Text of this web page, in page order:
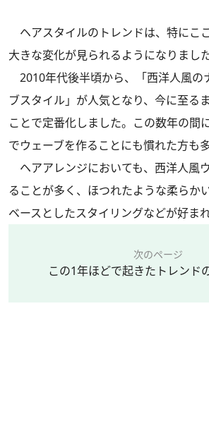
ヘアスタイルのトレンドは、特にこ
大きな変化が見られるようになりまし
2010年代後半頃から、「西洋人風の
ブスタイル」が人気となり、今に至る
ことで定番化しました。この数年の間
でウェーブを作ることにも慣れた方も
ヘアアレンジにおいても、西洋人風
ることが多く、ほつれたような柔らか
ベースとしたスタイリングなどが好ま
次のページ
この1年ほどで起きたトレンド